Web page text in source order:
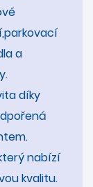
a
díky
nabízí
kvalitu.